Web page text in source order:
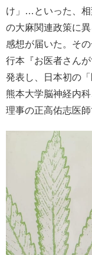
け」…といった、相
の大麻関連政策に
感想が届いた。そ
行本『お医者さん
発表し、日本初の
熊本大学脳神経内
理事の正高佑志医師